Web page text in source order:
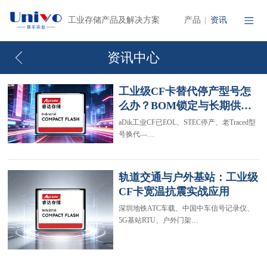
工业存储产品及解决方案 产品 资讯
资讯中心
工业级CF卡替代停产型号怎
么办？BOM锁定与长期供…
aDik工业CF已EOL、STEC停产、老Traced型
号换代—…
轨道交通与户外基站：工业级
CF卡宽温抗震实战应用
深圳地铁ATC车载、中国中车信号记录仪、
5G基站RTU、户外门架…